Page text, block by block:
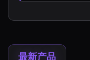
最新产品